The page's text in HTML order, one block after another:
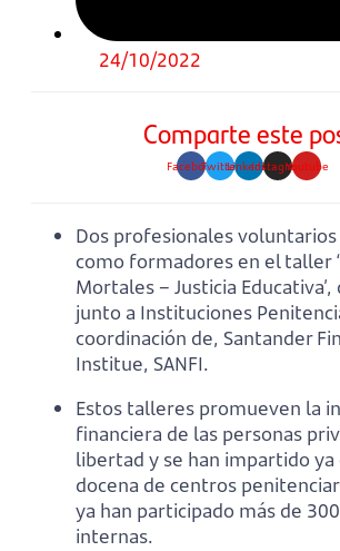
24/10/2022
Comparte este
FacebookTwitterLinkedinInstagramYoutube
Dos profesionales
como formadores en el taller
Mortales – Justicia
junto a Instituciones
coordinación de, Santander
Institue, SANFI.
Estos talleres promueven la
financiera de las personas
libertad y se han impartido ya
docena de centros
ya han participado más de
internas.